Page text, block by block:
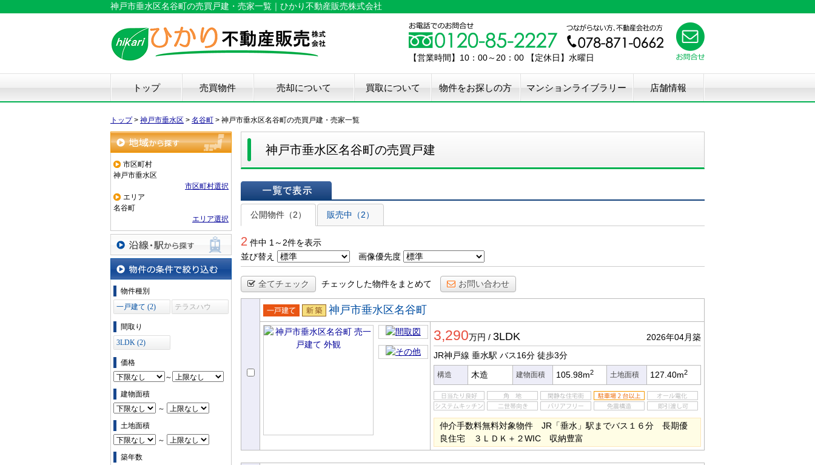
神戸市垂水区名谷町の売買戸建・売家一覧｜ひかり不動産販売株式会社
【営業時間】10：00～20：00 【定休日】水曜日
トップ 売買物件
新築戸建て
中古戸建て
マンション
土地
売却について
仲介手数料50%OFF
物件無料査定
中古住宅瑕疵保証
住宅設備検査保証
リペア・メンテナンス
ハウスクリーニング
不用品撤去サービス
買取について 物件をお探しの方 マンションライブラリー 店舗情報
トップ> 神戸市垂水区 > 名谷町 > 神戸市垂水区名谷町の売買戸建・売家一覧
地域から探す
市区町村
神戸市垂水区
市区町村選択
エリア
名谷町
エリア選択
沿線・駅から探す
物件の条件で絞り込む
物件種別
一戸建て (2)
テラスハウ
間取り
3LDK (2)
価格
～
建物面積
～
土地面積
～
築年数
神戸市垂水区名谷町の売買戸建
一覧で表示
公開物件（2）
販売中（2）
2 件中 1～2件を表示
並び替え
画像優先度
全てチェック チェックした物件をまとめて お問い合わせ
売一戸建
て
新築
神戸市垂水区名谷町
3,290万円 / 3LDK
2026年04月築
JR神戸線 垂水駅 バス16分 徒歩3分
構造 木造 建物面積 105.98m2 土地面積 127.40m2
仲介手数料無料対象物件 JR「垂水」駅までバス１６分 長期優
良住宅 ３ＬＤＫ＋２WIC 収納豊富